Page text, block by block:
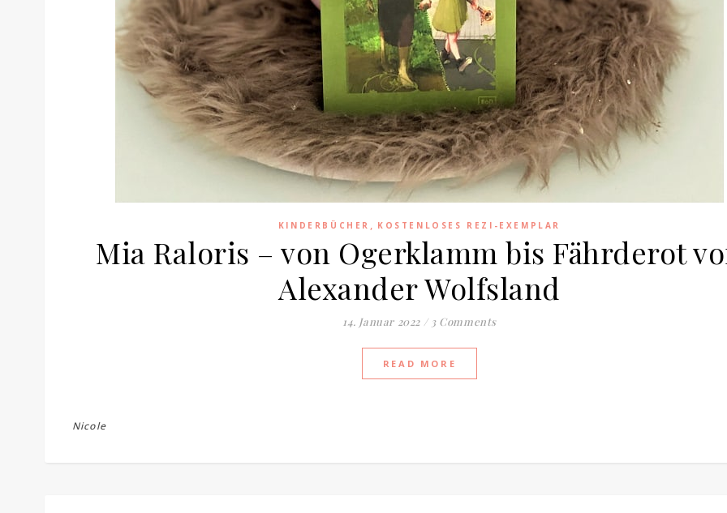
KINDERBÜCHER , KOSTENLOSES REZI-EXEMPLAR
Mia Raloris – von Ogerklamm bis Fährderot
Alexander Wolfsland
14. Januar 2022 / 3 Comments
READ MORE
Nicole